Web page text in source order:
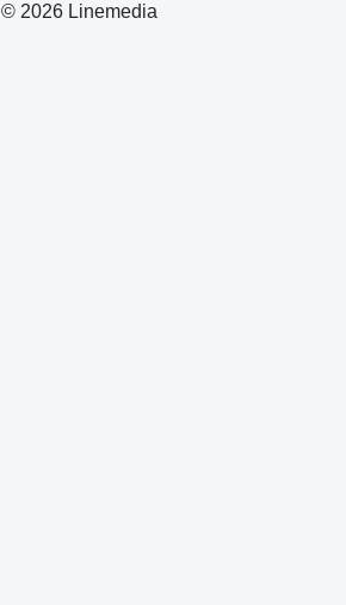
© 2026 Linemedia